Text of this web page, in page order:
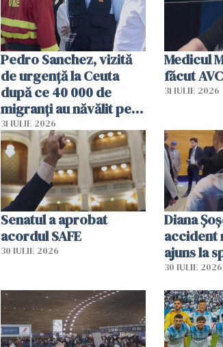
Pedro Sanchez, vizită
de urgență la Ceuta
după ce 40 000 de
migranți au năvălit pe
teritoriul spaniol: „Vom
mobiliza toate
resursele"
31 IULIE 2026
Medicul
făcut AVC
31 IULIE 2026
Senatul a aprobat
acordul SAFE
30 IULIE 2026
Diana
accident
ajuns la
30 IULIE 2026